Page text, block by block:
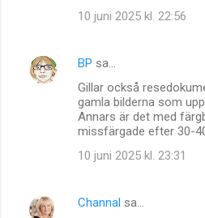
10 juni 2025 kl. 22:56
BP sa…
Gillar också
gamla bilderna som
Annars är det med
missfärgade efter 30-
10 juni 2025 kl. 23:31
Channal sa…